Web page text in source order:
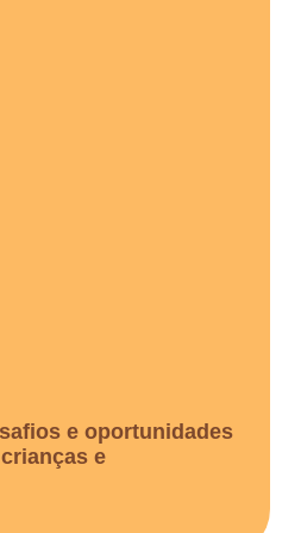
e oportunidades
e